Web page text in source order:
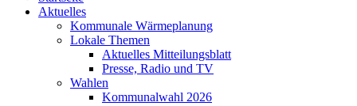
Aktuelles
Kommunale Wärmeplanung
Lokale Themen
Aktuelles Mitteilungsblatt
Presse, Radio und TV
Wahlen
Kommunalwahl 2026